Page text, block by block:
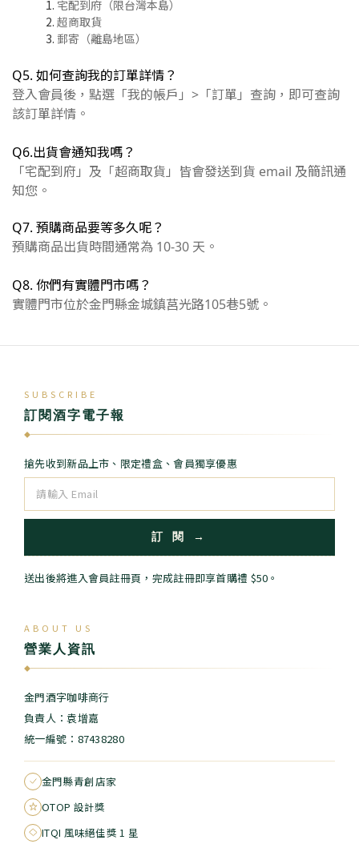
宅配到府（限台灣本島）
超商取貨
郵寄（離島地區）
Q5. 如何查詢我的訂單詳情？
登入會員後，點選「我的帳戶」>「訂單」查詢，即可查詢
該訂單詳情。
Q6.出貨會通知我嗎？
「宅配到府」及「超商取貨」皆會發送到貨 email 及簡訊通
知您。
Q7. 預購商品要等多久呢？
預購商品出貨時間通常為 10-30 天。
Q8. 你們有實體門市嗎？
實體門市位於金門縣金城鎮莒光路105巷5號。
SUBSCRIBE
訂閱酒字電子報
◆
搶先收到新品上市、限定禮盒、會員獨享優惠
訂 閱 →
送出後將進入會員註冊頁，完成註冊即享首購禮 $50。
ABOUT US
營業人資訊
◆
金門酒字咖啡商行
負責人：袁增嘉
統一編號：87438280
金門縣青創店家
OTOP 設計獎
ITQI 風味絕佳獎 1 星